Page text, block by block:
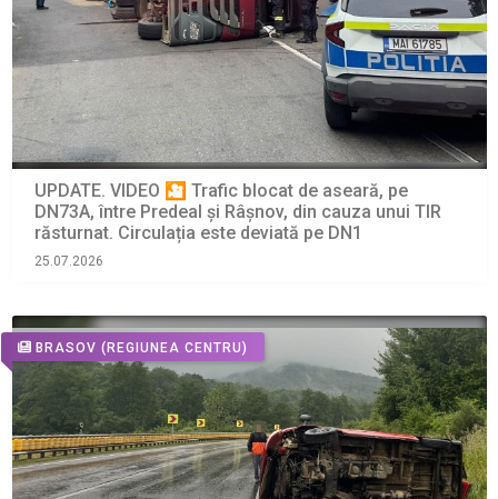
UPDATE. VIDEO 🎦 Trafic blocat de aseară, pe
DN73A, între Predeal și Râșnov, din cauza unui TIR
răsturnat. Circulația este deviată pe DN1
25.07.2026
BRASOV (REGIUNEA CENTRU)